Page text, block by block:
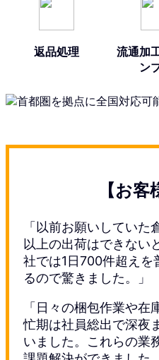
返品処理
流通加
ン
【お客
「以前お願いしてい
以上の出荷はできない
社では1日700件超えを
るので驚きました。」
「日々の梱包作業や
忙期は社員総出で深夜
いました。これらの業